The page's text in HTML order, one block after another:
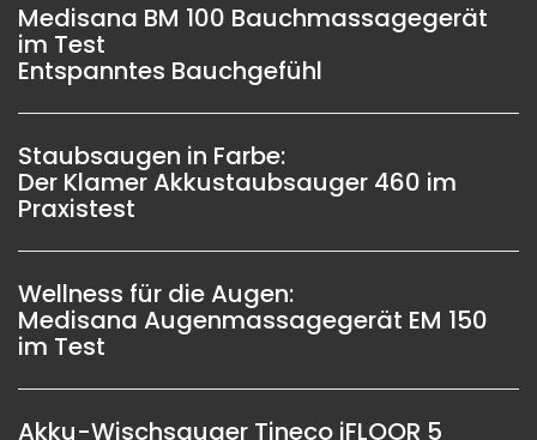
Medisana BM 100 Bauchmassagegerät
im Test
Entspanntes Bauchgefühl
Staubsaugen in Farbe:
Der Klamer Akkustaubsauger 460 im
Praxistest
Wellness für die Augen:
Medisana Augenmassagegerät EM 150
im Test
Akku-Wischsauger Tineco iFLOOR 5